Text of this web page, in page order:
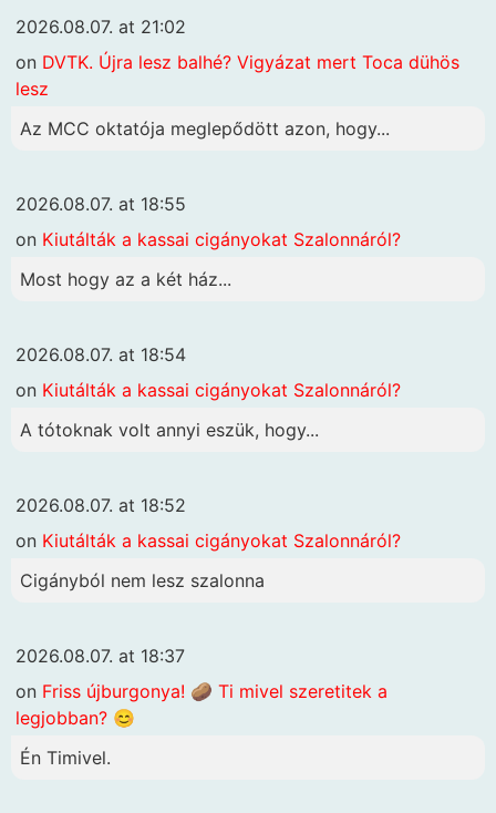
2026.08.07. at 21:02
on DVTK. Újra lesz balhé? Vigyázat mert Toca dühös
lesz
Az MCC oktatója meglepődött azon, hogy...
2026.08.07. at 18:55
on Kiutálták a kassai cigányokat Szalonnáról?
Most hogy az a két ház...
2026.08.07. at 18:54
on Kiutálták a kassai cigányokat Szalonnáról?
A tótoknak volt annyi eszük, hogy...
2026.08.07. at 18:52
on Kiutálták a kassai cigányokat Szalonnáról?
Cigányból nem lesz szalonna
2026.08.07. at 18:37
on Friss újburgonya! 🥔 Ti mivel szeretitek a
legjobban? 😊
Én Timivel.